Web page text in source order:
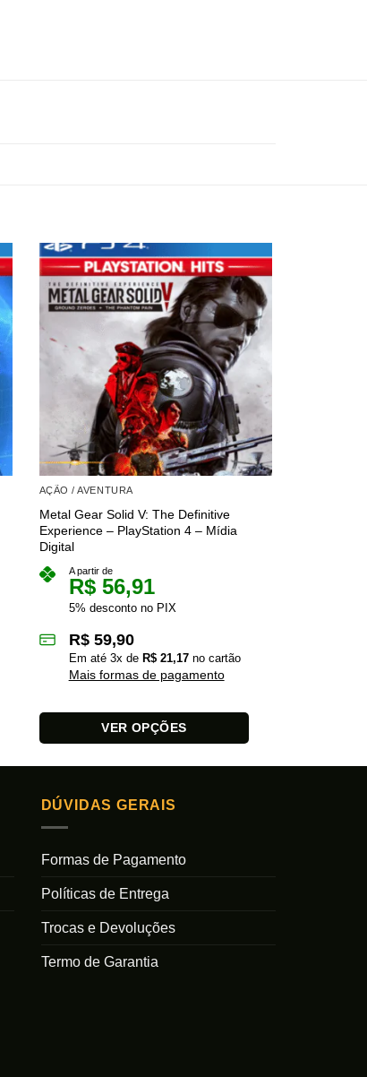
AÇÃO / AVENTURA
Metal Gear Solid V: The Definitive
Experience – PlayStation 4 – Mídia
Digital
A partir de
R$56,91
5% desconto no PIX
R$59,90
Em até 3x de R$21,17no cartão
Mais formas de pagamento
VER OPÇÕES
tem
várias
As
podem
na
DÚVIDAS GERAIS
Formas de Pagamento
Políticas de Entrega
Trocas e Devoluções
Termo de Garantia